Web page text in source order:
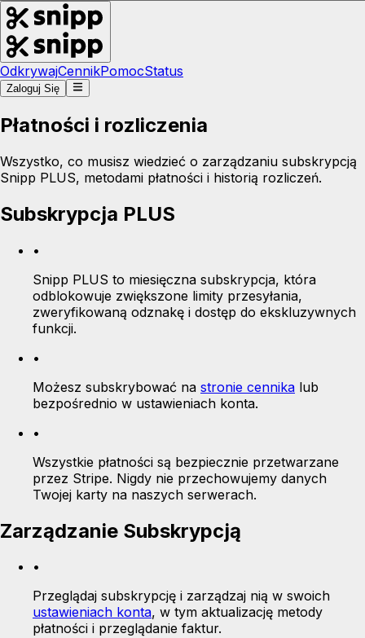
OdkrywajCennikPomocStatus
Zaloguj Się
Płatności i rozliczenia
Wszystko, co musisz wiedzieć o zarządzaniu subskrypcją
Snipp PLUS, metodami płatności i historią rozliczeń.
Subskrypcja PLUS
•
Snipp PLUS to miesięczna subskrypcja, która
odblokowuje zwiększone limity przesyłania,
zweryfikowaną odznakę i dostęp do ekskluzywnych
funkcji.
•
Możesz subskrybować na stronie cennika lub
bezpośrednio w ustawieniach konta.
•
Wszystkie płatności są bezpiecznie przetwarzane
przez Stripe. Nigdy nie przechowujemy danych
Twojej karty na naszych serwerach.
Zarządzanie Subskrypcją
•
Przeglądaj subskrypcję i zarządzaj nią w swoich
ustawieniach konta, w tym aktualizację metody
płatności i przeglądanie faktur.